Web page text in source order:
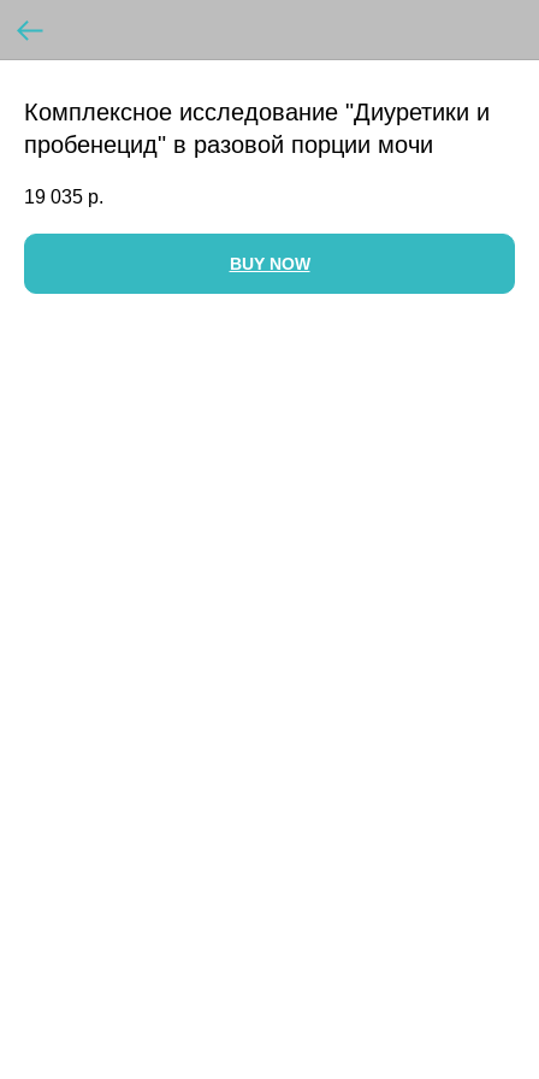
Комплексное исследование "Диуретики и
пробенецид" в разовой порции мочи
19 035 р.
BUY NOW